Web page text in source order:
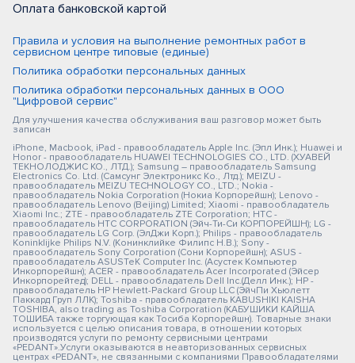
Оплата банковской картой
Правила и условия на выполнение ремонтных работ в
сервисном центре типовые (единые)
Политика обработки персональных данных
Политика обработки персональных данных в ООО
"Цифровой сервис"
Для улучшения качества обслуживания ваш разговор может быть
записан
iPhone, Macbook, iPad - правообладатель Apple Inc. (Эпл Инк.); Huawei и
Honor - правообладатель HUAWEI TECHNOLOGIES CO., LTD. (ХУАВЕЙ
ТЕКНОЛОДЖИС КО., ЛТД.); Samsung – правообладатель Samsung
Electronics Co. Ltd. (Самсунг Электроникс Ко., Лтд.); MEIZU -
правообладатель MEIZU TECHNOLOGY CO., LTD.; Nokia -
правообладатель Nokia Corporation (Нокиа Корпорейшн); Lenovo -
правообладатель Lenovo (Beijing) Limited; Xiaomi - правообладатель
Xiaomi Inc.; ZTE - правообладатель ZTE Corporation; HTC -
правообладатель HTC CORPORATION (Эйч-Ти-Си КОРПОРЕЙШН); LG -
правообладатель LG Corp. (ЭлДжи Корп.); Philips - правообладатель
Koninklijke Philips N.V. (Конинклийке Филипс Н.В.); Sony -
правообладатель Sony Corporation (Сони Корпорейшн); ASUS -
правообладатель ASUSTeK Computer Inc. (Асустек Компьютер
Инкорпорейшн); ACER - правообладатель Acer Incorporated (Эйсер
Инкорпорейтед); DELL - правообладатель Dell Inc.(Делл Инк.); HP -
правообладатель HP Hewlett-Packard Group LLC (ЭйчПи Хьюлетт
Паккард Груп ЛЛК); Toshiba - правообладатель KABUSHIKI KAISHA
TOSHIBA, also trading as Toshiba Corporation (КАБУШИКИ КАЙША
ТОШИБА также торгующая как Тосиба Корпорейшн). Товарные знаки
используется с целью описания товара, в отношении которых
производятся услуги по ремонту сервисными центрами
«PEDANT».Услуги оказываются в неавторизованных сервисных
центрах «PEDANT», не связанными с компаниями Правообладателями